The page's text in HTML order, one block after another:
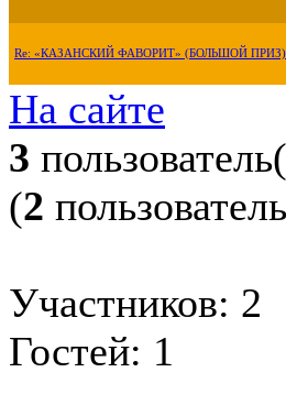
Re: «КАЗАНСКИЙ ФАВОРИТ» (БОЛЬШОЙ ПРИЗ)
На сайте
3
(2
Участников: 2
Гостей: 1